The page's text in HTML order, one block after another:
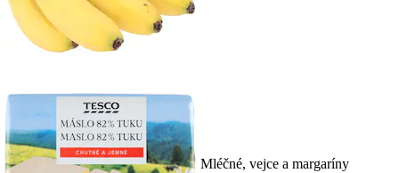
Mléčné, vejce a margaríny